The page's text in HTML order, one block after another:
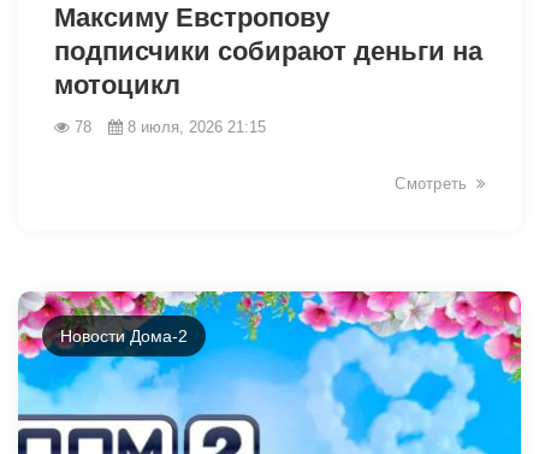
Максиму Евстропову
подписчики собирают деньги на
мотоцикл
78 8 июля, 2026 21:15
Смотреть
Новости Дома-2